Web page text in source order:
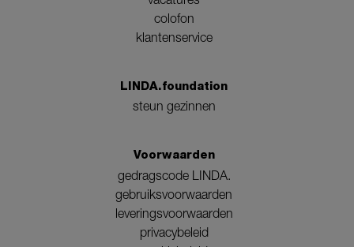
colofon
klantenservice
LINDA.foundation
steun gezinnen
Voorwaarden
gedragscode LINDA.
gebruiksvoorwaarden
leveringsvoorwaarden
privacybeleid